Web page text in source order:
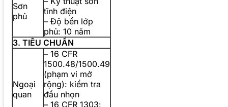
Sơn
phủ
tĩnh điện
– Độ bền lớp
phủ: 10 năm
3. TIÊU CHUẨN
Ngoại
quan
– 16 CFR
1500.48/1500.49
(phạm vi mở
rộng): kiểm tra
đầu nhọn
– 16 CFR 1303: